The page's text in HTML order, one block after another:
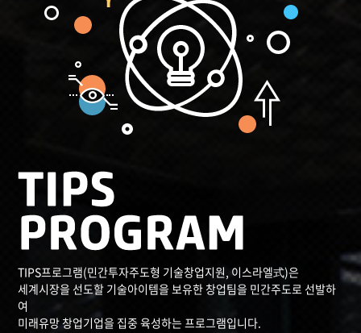
TIPS프로그램(민간투자주도형 기술창업지원, 이스라엘式)은
세계시장을 선도할 기술아이템을 보유한 창업팀을 민간주도로 선발하
여
미래유망 창업기업을 집중 육성하는 프로그램입니다.